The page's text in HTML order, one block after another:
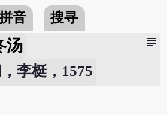
音 搜寻
subject
汤
李梃，1575